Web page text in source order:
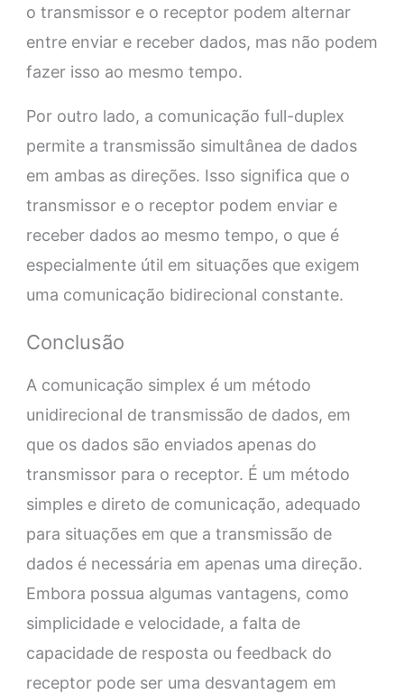
o transmissor e o receptor podem alternar
entre enviar e receber dados, mas não podem
fazer isso ao mesmo tempo.
Por outro lado, a comunicação full-duplex
permite a transmissão simultânea de dados
em ambas as direções. Isso significa que o
transmissor e o receptor podem enviar e
receber dados ao mesmo tempo, o que é
especialmente útil em situações que exigem
uma comunicação bidirecional constante.
Conclusão
A comunicação simplex é um método
unidirecional de transmissão de dados, em
que os dados são enviados apenas do
transmissor para o receptor. É um método
simples e direto de comunicação, adequado
para situações em que a transmissão de
dados é necessária em apenas uma direção.
Embora possua algumas vantagens, como
simplicidade e velocidade, a falta de
capacidade de resposta ou feedback do
receptor pode ser uma desvantagem em